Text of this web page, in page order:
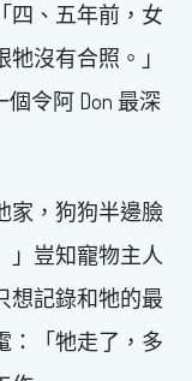
四、五年前，女
沒有合照。」
個令阿 Don 最深
家，狗狗半邊臉
」豈知寵物主人
想記錄和牠的最
：「牠走了，多